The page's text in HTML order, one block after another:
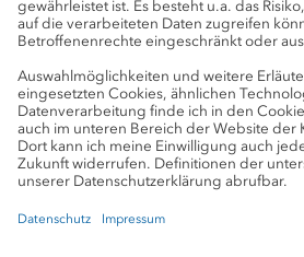
K+S-Newsletter
K+S Fanshop
Bergbaulexikon
myK+S Kundenportal